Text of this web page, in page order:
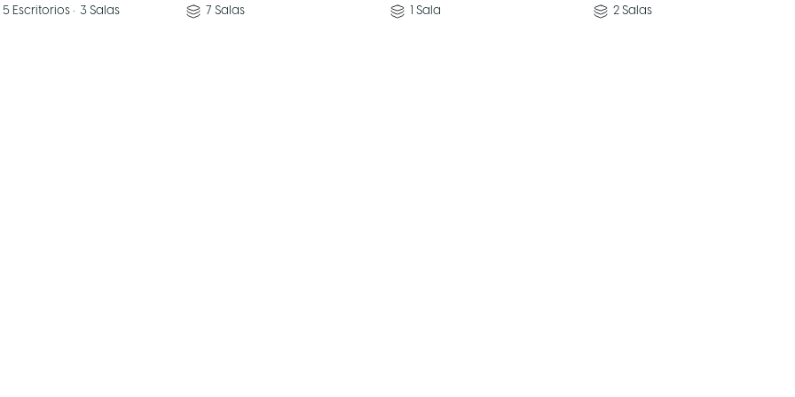
5 Escritorios • 3 Salas 7 Salas 1 Sala 2 Salas